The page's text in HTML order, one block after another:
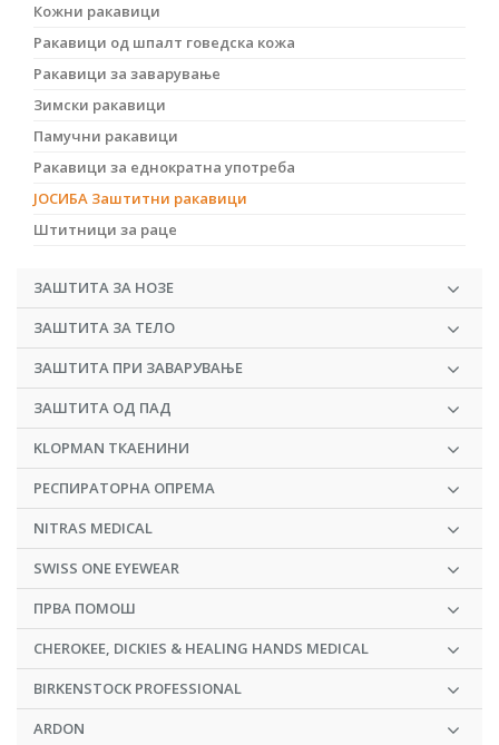
Кожни ракавици
Ракавици од шпалт говедска кожа
Ракавици за заварување
Зимски ракавици
Памучни ракавици
Ракавици за еднократна употреба
ЈОСИБА Заштитни ракавици
Штитници за раце
ЗАШТИТА ЗА НОЗЕ
ЗАШТИТА ЗА ТЕЛО
ЗАШТИТА ПРИ ЗАВАРУВАЊЕ
ЗАШТИТА ОД ПАД
KLOPMAN ТКАЕНИНИ
РЕСПИРАТОРНА ОПРЕМА
NITRAS MEDICAL
SWISS ONE EYEWEAR
ПРВА ПОМОШ
CHEROKEE, DICKIES & HEALING HANDS MEDICAL
BIRKENSTOCK PROFESSIONAL
ARDON